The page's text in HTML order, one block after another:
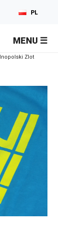
PL
MENU
Zlot